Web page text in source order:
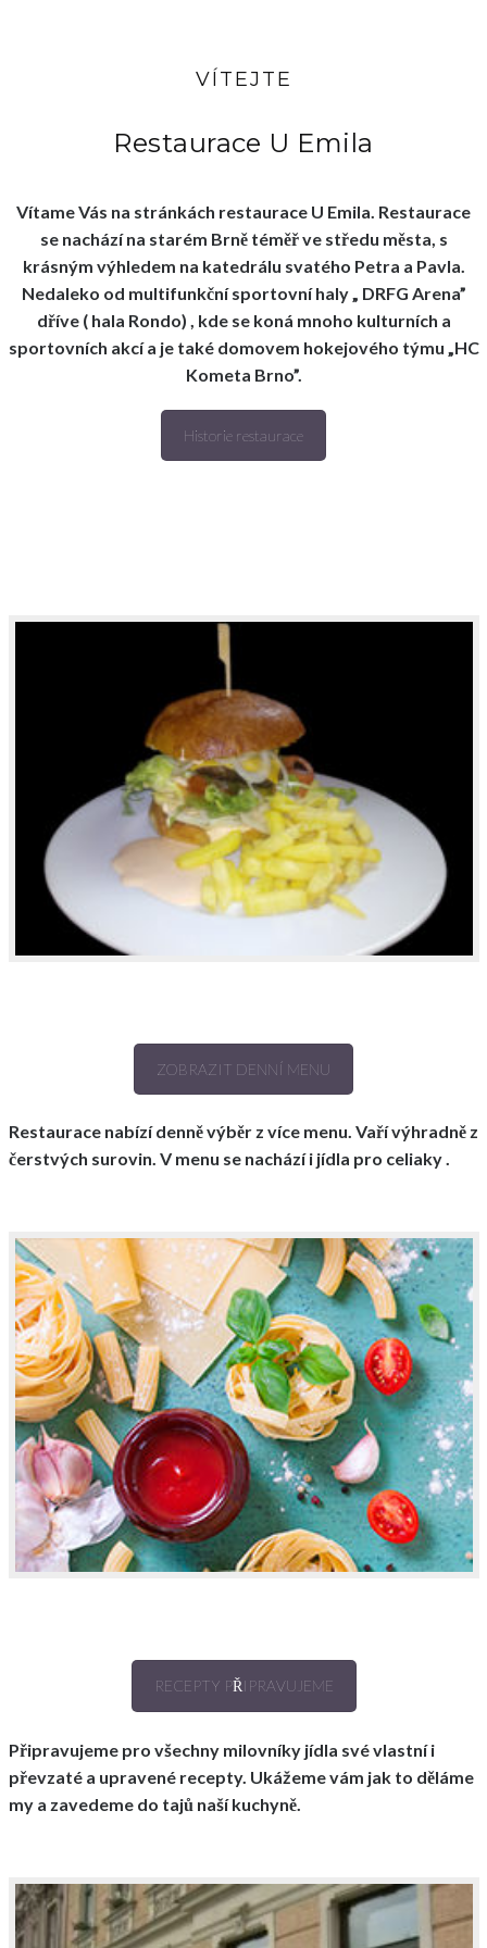
VÍTEJTE
Restaurace U Emila
Vítame Vás na stránkách restaurace U Emila. Restaurace
se nachází na starém Brně téměř ve středu města, s
krásným výhledem na katedrálu svatého Petra a Pavla.
Nedaleko od multifunkční sportovní haly „ DRFG Arena”
dříve ( hala Rondo) , kde se koná mnoho kulturních a
sportovních akcí a je také domovem hokejového týmu „HC
Kometa Brno”.
Historie restaurace
ZOBRAZIT DENNÍ MENU
Restaurace nabízí denně výběr z více menu. Vaří výhradně z
čerstvých surovin. V menu se nachází i jídla pro celiaky .
RECEPTY PŘIPRAVUJEME
Připravujeme pro všechny milovníky jídla své vlastní i
převzaté a upravené recepty. Ukážeme vám jak to děláme
my a zavedeme do tajů naší kuchyně.